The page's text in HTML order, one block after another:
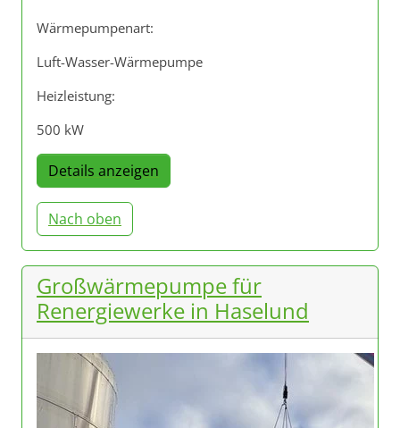
Wärmepumpenart:
Luft-Wasser-Wärmepumpe
Heizleistung:
500 kW
Details anzeigen
Nach oben
Großwärmepumpe für
Renergiewerke in Haselund